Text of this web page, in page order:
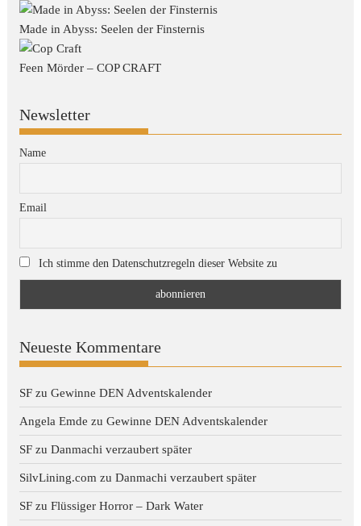
Made in Abyss: Seelen der Finsternis
Feen Mörder – COP CRAFT
Newsletter
Name
Email
Ich stimme den Datenschutzregeln dieser Website zu
Neueste Kommentare
SF zuGewinne DEN Adventskalender
Angela Emde zuGewinne DEN Adventskalender
SF zuDanmachi verzaubert später
SilvLining.com zuDanmachi verzaubert später
SF zuFlüssiger Horror – Dark Water